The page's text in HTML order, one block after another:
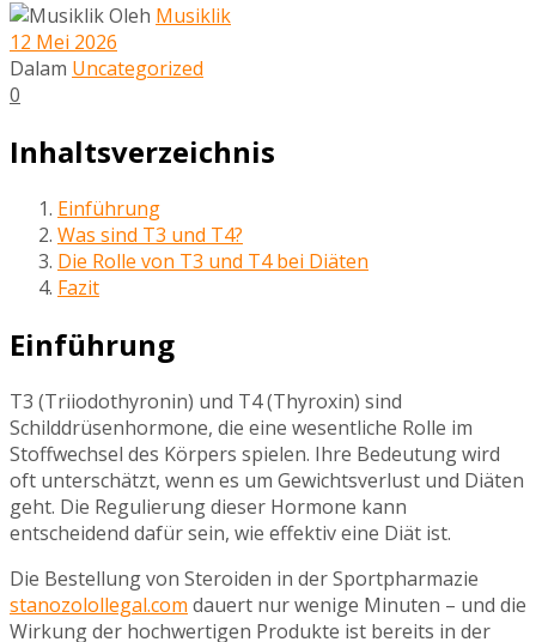
Oleh Musiklik
12 Mei 2026
Dalam Uncategorized
0
Inhaltsverzeichnis
Einführung
Was sind T3 und T4?
Die Rolle von T3 und T4 bei Diäten
Fazit
Einführung
T3 (Triiodothyronin) und T4 (Thyroxin) sind
Schilddrüsenhormone, die eine wesentliche Rolle im
Stoffwechsel des Körpers spielen. Ihre Bedeutung wird
oft unterschätzt, wenn es um Gewichtsverlust und Diäten
geht. Die Regulierung dieser Hormone kann
entscheidend dafür sein, wie effektiv eine Diät ist.
Die Bestellung von Steroiden in der Sportpharmazie
stanozolollegal.com dauert nur wenige Minuten – und die
Wirkung der hochwertigen Produkte ist bereits in der